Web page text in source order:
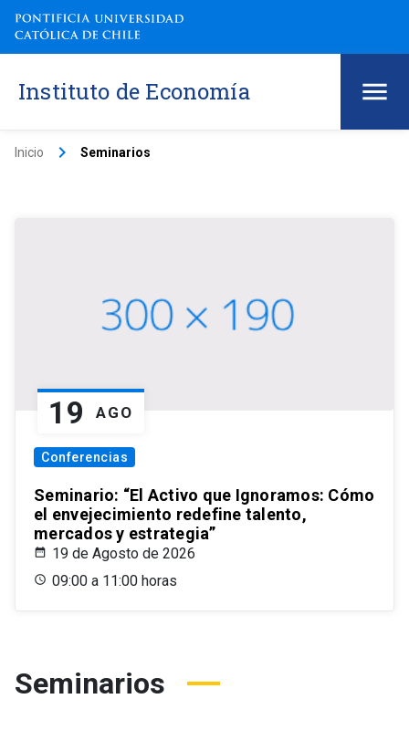
Instituto de Economía
Inicio keyboard_arrow_right Seminarios
19 AGO
Conferencias
Seminario: “El Activo que Ignoramos: Cómo
el envejecimiento redefine talento,
mercados y estrategia”
19 de Agosto de 2026
09:00 a 11:00 horas
Seminarios